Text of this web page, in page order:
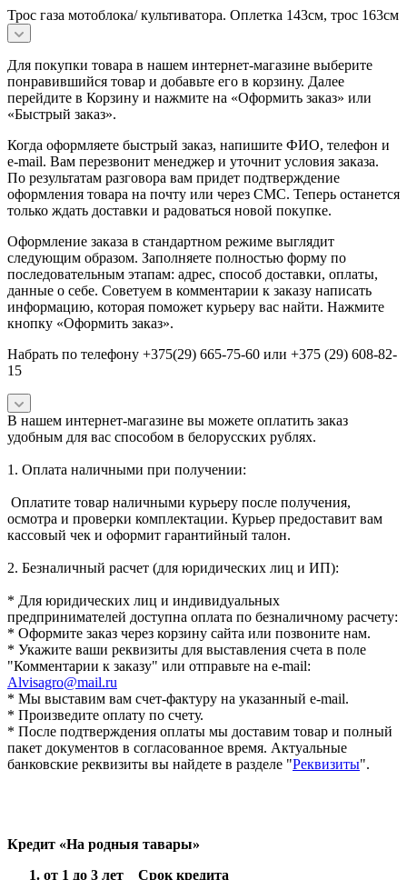
Трос газа мотоблока/ культиватора. Оплетка 143см, трос 163см
Для покупки товара в нашем интернет-магазине выберите
понравившийся товар и добавьте его в корзину. Далее
перейдите в Корзину и нажмите на «Оформить заказ» или
«Быстрый заказ».
Когда оформляете быстрый заказ, напишите ФИО, телефон и
e-mail. Вам перезвонит менеджер и уточнит условия заказа.
По результатам разговора вам придет подтверждение
оформления товара на почту или через СМС. Теперь останется
только ждать доставки и радоваться новой покупке.
Оформление заказа в стандартном режиме выглядит
следующим образом. Заполняете полностью форму по
последовательным этапам: адрес, способ доставки, оплаты,
данные о себе. Советуем в комментарии к заказу написать
информацию, которая поможет курьеру вас найти. Нажмите
кнопку «Оформить заказ».
Набрать по телефону +375(29) 665-75-60 или +375 (29) 608-82-
15
В нашем интернет-магазине вы можете оплатить заказ
удобным для вас способом в белорусских рублях.
1. Оплата наличными при получении:
Оплатите товар наличными курьеру после получения,
осмотра и проверки комплектации. Курьер предоставит вам
кассовый чек и оформит гарантийный талон.
2. Безналичный расчет (для юридических лиц и ИП):
* Для юридических лиц и индивидуальных
предпринимателей доступна оплата по безналичному расчету:
* Оформите заказ через корзину сайта или позвоните нам.
* Укажите ваши реквизиты для выставления счета в поле
"Комментарии к заказу" или отправьте на e-mail:
Alvisagro@mail.ru
* Мы выставим вам счет-фактуру на указанный e-mail.
* Произведите оплату по счету.
* После подтверждения оплаты мы доставим товар и полный
пакет документов в согласованное время. Актуальные
банковские реквизиты вы найдете в разделе "Реквизиты".
Кредит «На родныя тавары»
от 1 до 3 лет Срок кредита